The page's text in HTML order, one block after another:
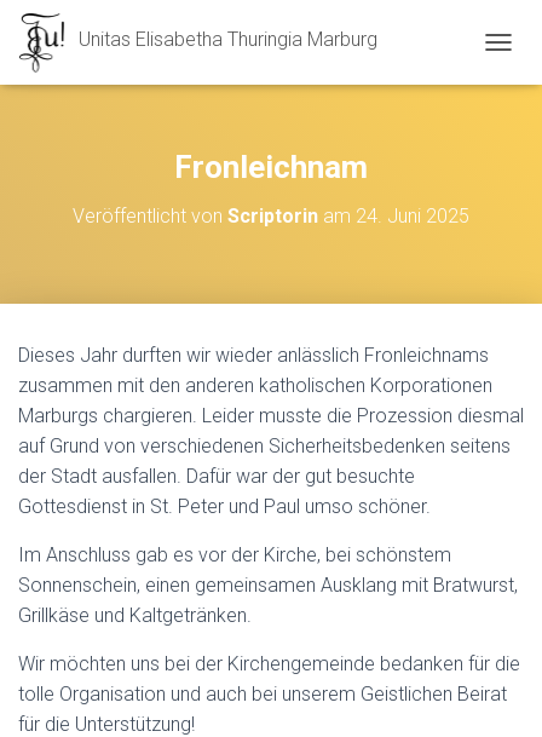
Unitas Elisabetha Thuringia Marburg
A
T
Fronleichnam
Veröffentlicht von Scriptorin am 24. Juni 2025
Dieses Jahr durften wir wieder anlässlich Fronleichnams
zusammen mit den anderen katholischen Korporationen
Marburgs chargieren. Leider musste die Prozession diesmal
auf Grund von verschiedenen Sicherheitsbedenken seitens
der Stadt ausfallen. Dafür war der gut besuchte
Gottesdienst in St. Peter und Paul umso schöner.
Im Anschluss gab es vor der Kirche, bei schönstem
Sonnenschein, einen gemeinsamen Ausklang mit Bratwurst,
Grillkäse und Kaltgetränken.
Wir möchten uns bei der Kirchengemeinde bedanken für die
tolle Organisation und auch bei unserem Geistlichen Beirat
für die Unterstützung!